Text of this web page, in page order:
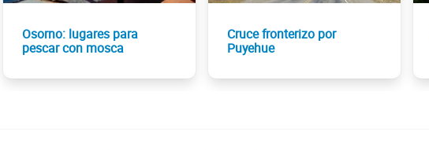
Osorno: lugares para
pescar con mosca
Cruce fronterizo por
Puyehue